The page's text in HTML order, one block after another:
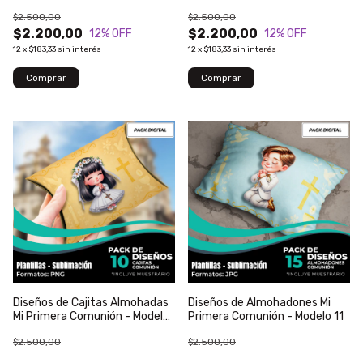
$2.200,00
$2.500,00
12% OFF
12x $183,33 sin interés
$2.200,00
$2.500,00
12% OFF
12x $183,33 sin interés
Diseños de Cajitas Almohadas
Mi Primera Comunión - Modelo
$2.500,00
Diseños de Almohadones Mi
Primera Comunión - Modelo 11
$2.500,00